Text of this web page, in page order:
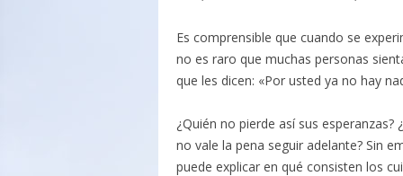
Es comprensible que cuando se
no es raro que muchas personas
que les dicen: «Por usted ya no hay
¿Quién no pierde así sus
no vale la pena seguir adelante? Sin
puede explicar en qué consisten los